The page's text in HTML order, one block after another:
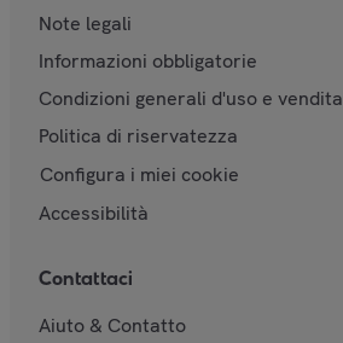
Note legali
Informazioni obbligatorie
Condizioni generali d'uso e vendita
Politica di riservatezza
Configura i miei cookie
Accessibilità
Contattaci
Aiuto & Contatto